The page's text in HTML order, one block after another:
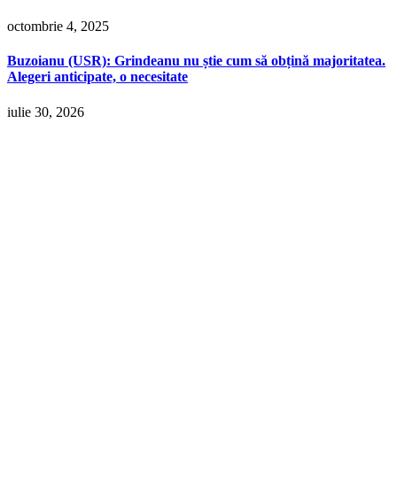
octombrie 4, 2025
Buzoianu (USR): Grindeanu nu știe cum să obțină majoritatea.
Alegeri anticipate, o necesitate
iulie 30, 2026